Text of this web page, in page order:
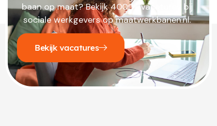
baan op maat? Bekijk 4000+ vacatures bij
sociale werkgevers op maatwerkbanen.nl.
Bekijk vacatures